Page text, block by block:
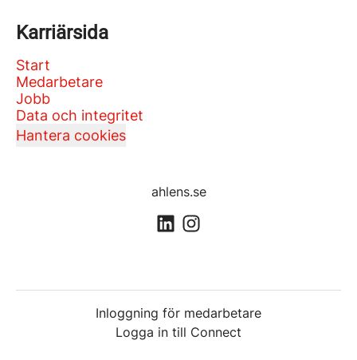
Karriärsida
Start
Medarbetare
Jobb
Data och integritet
Hantera cookies
ahlens.se
Inloggning för medarbetare
Logga in till Connect